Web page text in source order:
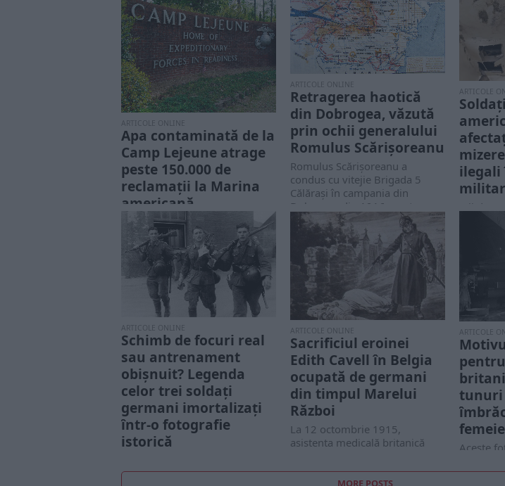
ARTICOLE ONLINE
Apa contaminată de la
Camp Lejeune atrage
peste 150.000 de
reclamații la Marina
americană
Departamentul de Justiție și
Marina americană îi avertizează
pe cei care depun cereri de
despăgubire în...
ARTICOLE ONLINE
Retragerea haotică
din Dobrogea, văzută
prin ochii generalului
Romulus Scărișoreanu
Romulus Scărișoreanu a
condus cu vitejie Brigada 5
Călărași în campania din
Dobrogea din 1916, pentru...
ARTICOLE
ilegali
Mii de
mizere
ARTICOLE ONLINE
Schimb de focuri real
sau antrenament
obișnuit? Legenda
celor trei soldați
germani imortalizați
într-o fotografie
istorică
acești soldați sunt proaspăt
ARTICOLE ONLINE
Sacrificiul eroinei
Edith Cavell în Belgia
ocupată de germani
din timpul Marelui
Război
La 12 octombrie 1915,
asistenta medicală britanică
pluton de...
ARTICOLE
tunuri
femeie
Aceste
Topham
MORE POSTS